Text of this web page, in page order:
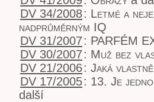
DV 34/2008: Letmé a
nadprůměrným IQ
DV 31/2007: PARFÉM
DV 30/2007: Muž bez
DV 21/2006: Jaká
DV 17/2005: 13. Je
další